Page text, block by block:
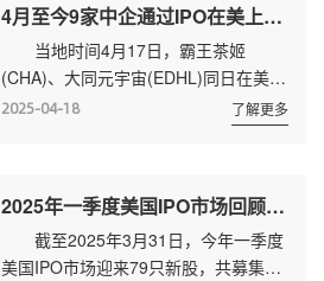
SANUWAVE Health(SNWV)，截至当地
时间2025年4月22日收盘，该公司市值
为2.436亿美元。 3月新挂牌公
司 上图中的第21家
4月至今9家中企通过IPO在美上市 2家首日涨幅超过300%
当地时间4月17日，霸王茶姬
(CHA)、大同元宇宙(EDHL)同日在美上
市。至此，月初至今9家中企通过IPO在
美上市，共募集资金约4.89亿美元。此
市。 通过IPO方式在美上市的公司
中，募资资金最高的是昨晚刚上市的霸
王茶姬(CHA)，该公司募集了4.11亿美
2025-04-18 了解更多
2025年一季度美国IPO市场回顾：79只新股 中国占35%
截至2025年3月31日，今年一季度
美国IPO市场迎来79只新股，共募集资